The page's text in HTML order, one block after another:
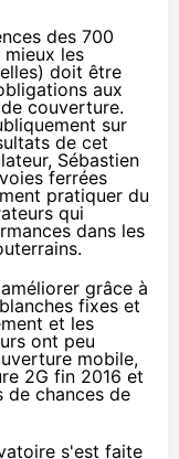
des 700
les
doit être
aux
couverture.
sur
de cet
Sébastien
ferrées
pratiquer du
qui
dans les
grâce à
fixes et
et les
ont peu
mobile,
2G fin 2016 et
de chances de
s'est faite